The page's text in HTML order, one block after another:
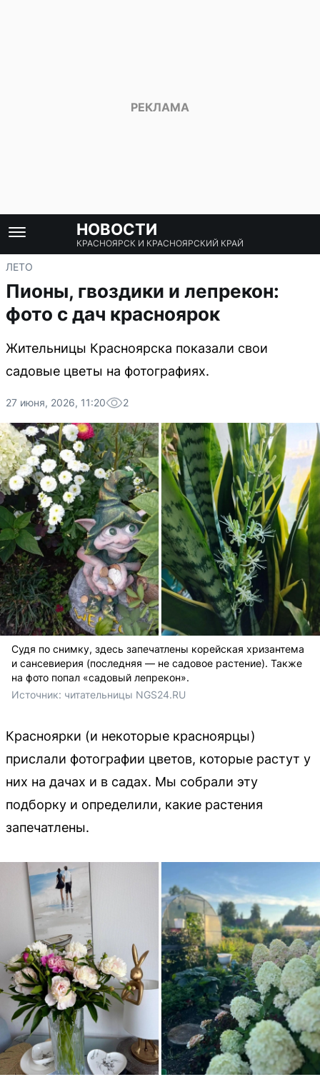
НОВОСТИ
КРАСНОЯРСК И КРАСНОЯРСКИЙ КРАЙ
ЛЕТО
Пионы, гвоздики и лепрекон:
фото с дач красноярок
Жительницы Красноярска показали свои
садовые цветы на фотографиях.
27 июня, 2026, 11:20 2
Судя по снимку, здесь запечатлены корейская хризантема
и сансевиерия (последняя — не садовое растение). Также
на фото попал «садовый лепрекон».
Источник: читательницы NGS24.RU
Красноярки (и некоторые красноярцы)
прислали фотографии цветов, которые растут у
них на дачах и в садах. Мы собрали эту
подборку и определили, какие растения
запечатлены.